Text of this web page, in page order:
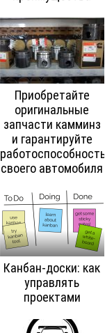
Приобретайте
оригинальные
запчасти камминз
и гарантируйте
работоспособность
своего автомобиля
Канбан-доски: как
управлять
проектами